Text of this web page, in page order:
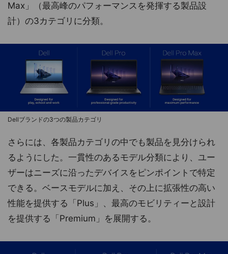
Max」（最高峰のパフォーマンスを発揮する製品設
計）の3カテゴリに分類。
Dellブランドの3つの製品カテゴリ
さらには、各製品カテゴリの中でも製品を見分けられ
るようにした。一貫性のあるモデル分類により、ユー
ザーはニーズに沿ったデバイスをピンポイントで特定
できる。ベースモデルに加え、その上に拡張性の高い
性能を提供する「Plus」、最高のモビリティーと設計
を提供する「Premium」を展開する。